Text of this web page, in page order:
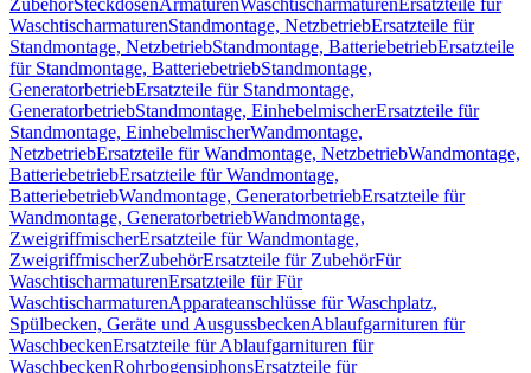
ZubehörSteckdosenArmaturenWaschtischarmaturen Ersatzteile für
WaschtischarmaturenStandmontage, NetzbetriebErsatzteile für
Standmontage, NetzbetriebStandmontage, BatteriebetriebErsatzteile
für Standmontage, BatteriebetriebStandmontage,
GeneratorbetriebErsatzteile für Standmontage,
GeneratorbetriebStandmontage, EinhebelmischerErsatzteile für
Standmontage, EinhebelmischerWandmontage,
NetzbetriebErsatzteile für Wandmontage, NetzbetriebWandmontage,
BatteriebetriebErsatzteile für Wandmontage,
BatteriebetriebWandmontage, GeneratorbetriebErsatzteile für
Wandmontage, GeneratorbetriebWandmontage,
ZweigriffmischerErsatzteile für Wandmontage,
ZweigriffmischerZubehörErsatzteile für ZubehörFür
WaschtischarmaturenErsatzteile für Für
WaschtischarmaturenApparateanschlüsse für Waschplatz,
Spülbecken, Geräte und AusgussbeckenAblaufgarnituren für
WaschbeckenErsatzteile für Ablaufgarnituren für
WaschbeckenRohrbogensiphonsErsatzteile für